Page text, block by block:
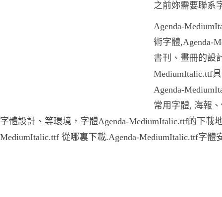
之前妳需要聯系
Agenda-
術字體,Agenda-
書刊、畫冊的設
MediumItalic.ttf
Agenda-
常用字體, 海報
字體設計、等環境，字體Agenda-MediumItalic.ttf的下載
MediumItalic.ttf 從哪裏下載.Agenda-MediumItalic.ttf字體